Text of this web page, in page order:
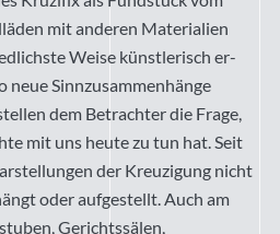
mit anderen Materialien
Wei­se künst­­lerisch er­
neue Sinnzusammenhänge
dem Betrachter die Frage,
mit uns heute zu tun hat. Seit
der Kreuzigung nicht
oder aufgestellt. Auch am
Gerichtssälen,